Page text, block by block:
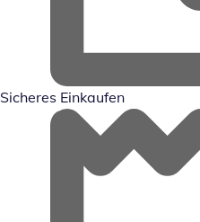
Sicheres Einkaufen